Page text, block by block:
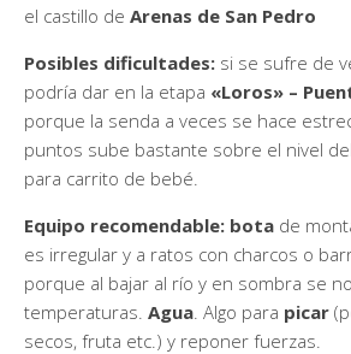
el castillo de Arenas de San Pedro
Posibles dificultades: si se sufre de
podría dar en la etapa «Loros» –
porque la senda a veces se hace
puntos sube bastante sobre el nivel
para carrito de bebé.
Equipo recomendable: bota de
es irregular y a ratos con charcos o
porque al bajar al río y en sombra se
temperaturas. Agua . Algo para picar
secos, fruta etc.) y reponer fuerzas.